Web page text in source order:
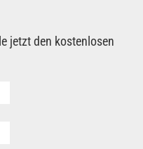
jetzt den kostenlosen